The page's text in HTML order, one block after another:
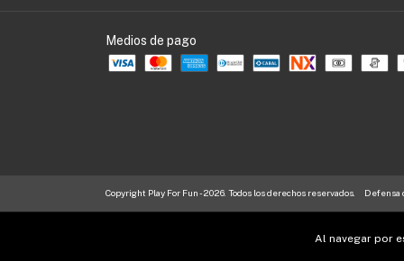
Al navegar por
Medios de pago
Copyright Play For Fun - 2026. Todos los derechos reservados. Defensa